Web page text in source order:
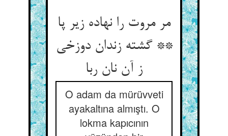
مر مروت را نهاده زیر پا
** گشته زندان دوزخی
ز آن نان ربا
O adam da mürüvveti
ayakaltına almıştı. O
lokma kapıcının